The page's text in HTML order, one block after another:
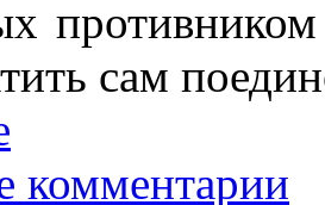
сам
комментарии